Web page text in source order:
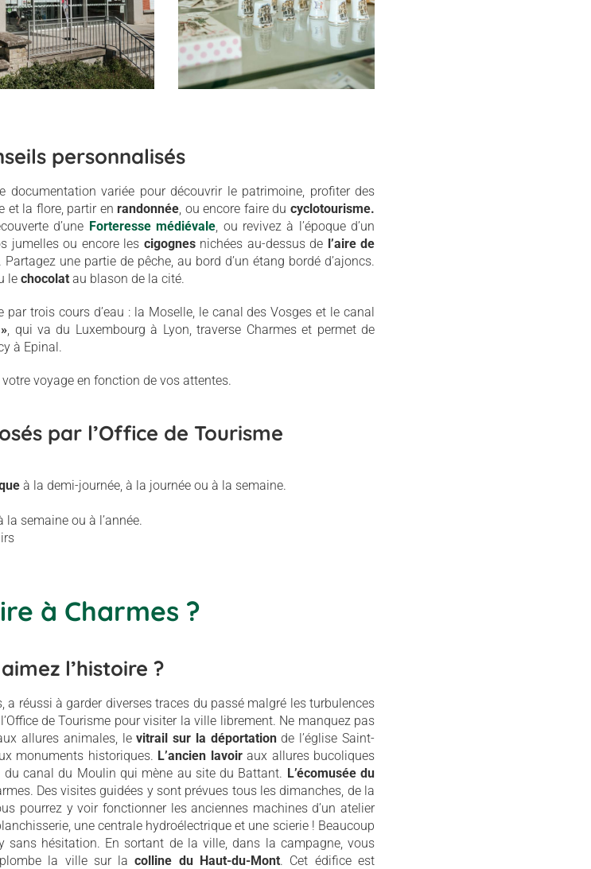
personnalisés
documentation variée pour découvrir le patrimoine, profiter des
et la flore, partir enrandonnée , ou encore faire ducyclotourisme.
d’une Forteresse médiévale , ou revivez à l’époque d’un
jumelles ou encore les cigognesnichées au-dessus de l’aire de
une partie de pêche, au bord d’un étang bordé d’ajoncs.
le chocolat au blason de la cité.
par trois cours d’eau : la Moselle, le canal des Vosges et le canal
, qui va du Luxembourg à Lyon, traverse Charmes et permet de
à Epinal.
voyage en fonction de vos attentes.
par l’Office de Tourisme
à la demi-journée, à la journée ou à la semaine.
la semaine ou à l’année.
à Charmes ?
l’histoire ?
a réussi à garder diverses traces du passé malgré les turbulences
de Tourisme pour visiter la ville librement. Ne manquez pas
allures animales, levitrail sur la déportationde l’église Saint-
monuments historiques. L’ancien lavoiraux allures bucoliques
canal du Moulin qui mène au site du Battant. L’écomusée du
Des visites guidées y sont prévues tous les dimanches, de la
pourrez y voir fonctionner les anciennes machines d’un atelier
une centrale hydroélectrique et une scierie ! Beaucoup
sans hésitation. En sortant de la ville, dans la campagne, vous
la ville sur lacolline du Haut-du-Mont. Cet édifice est